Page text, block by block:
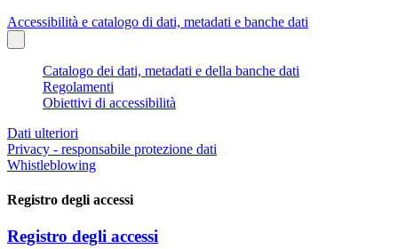
Accessibilità e catalogo di dati, metadati e banche dati
Catalogo dei dati, metadati e della banche dati
Regolamenti
Obiettivi di accessibilità
Dati ulteriori
Privacy - responsabile protezione dati
Whistleblowing
Registro degli accessi
Registro degli accessi